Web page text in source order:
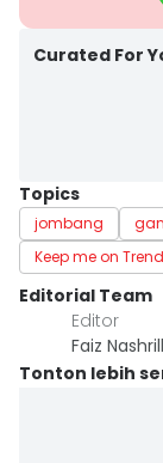
Curated For
Topics
jombang
Keep me on Trend
Editorial Team
Editor
Faiz
Tonton lebih